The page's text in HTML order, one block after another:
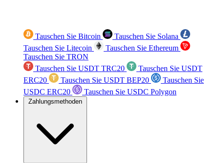
Tauschen Sie Bitcoin
Tauschen Sie Solana
Tauschen Sie Litecoin
Tauschen Sie Ethereum
Tauschen Sie TRON
Tauschen Sie USDT TRC20
Tauschen Sie USDT
ERC20
Tauschen Sie USDT BEP20
Tauschen Sie
USDC ERC20
Tauschen Sie USDC Polygon
Zahlungsmethoden